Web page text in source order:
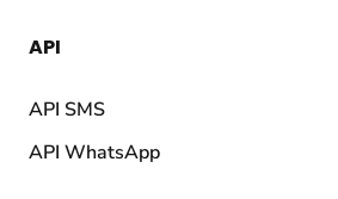
API
API SMS
API WhatsApp